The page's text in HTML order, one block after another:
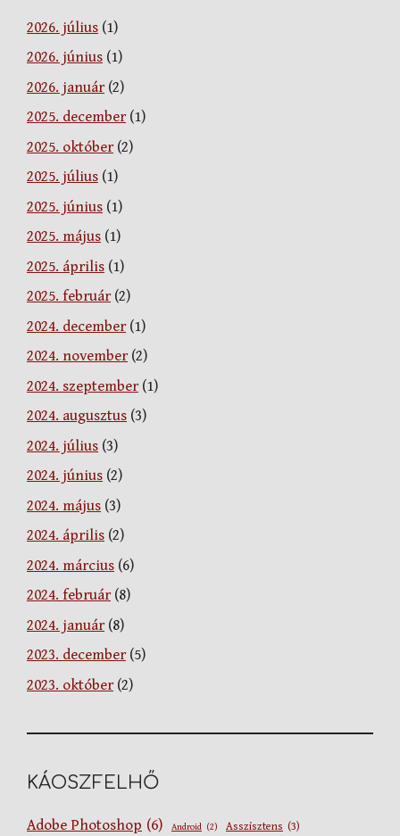
2026. július (1)
2026. június (1)
2026. január(2)
2025. december(1)
2025. október(2)
2025. július (1)
2025. június (1)
2025. május (1)
2025. április (1)
2025. február(2)
2024. december(1)
2024. november(2)
2024. szeptember(1)
2024. augusztus (3)
2024. július (3)
2024. június (2)
2024. május (3)
2024. április (2)
2024. március (6)
2024. február(8)
2024. január(8)
2023. december(5)
2023. október(2)
KÁOSZFELHŐ
Adobe Photoshop (6) Android (2) Asszisztens (3)